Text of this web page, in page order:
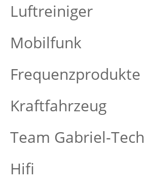
Luftreiniger
Mobilfunk
Frequenzprodukte
Kraftfahrzeug
Team Gabriel-Tech
Hifi